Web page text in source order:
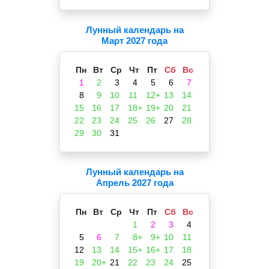
Лунный календарь на
Март 2027 года
Пн Вт Ср Чт Пт Сб
Вс
1
2 3 4 5 6
7
8
9 10 11 12+ 13
14
15
16 17 18+ 19+ 20
21
22
23 24 25 26 27
28
29
30 31
Лунный календарь на
Апрель 2027 года
Пн Вт Ср Чт Пт Сб
Вс
1
2 3
4
5
6 7 8+ 9+ 10
11
12
13 14 15+ 16+ 17
18
19
20+ 21 22 23 24
25